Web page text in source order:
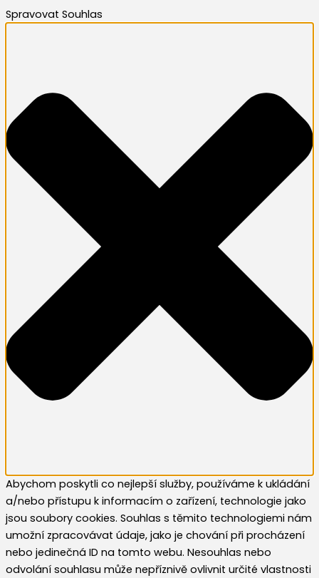
Spravovat Souhlas
Abychom poskytli co nejlepší služby, používáme k ukládání
a/nebo přístupu k informacím o zařízení, technologie jako
jsou soubory cookies. Souhlas s těmito technologiemi nám
umožní zpracovávat údaje, jako je chování při procházení
nebo jedinečná ID na tomto webu. Nesouhlas nebo
odvolání souhlasu může nepříznivě ovlivnit určité vlastnosti